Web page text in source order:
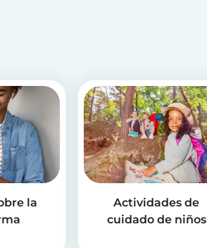
la
Actividades de
cuidado de niños